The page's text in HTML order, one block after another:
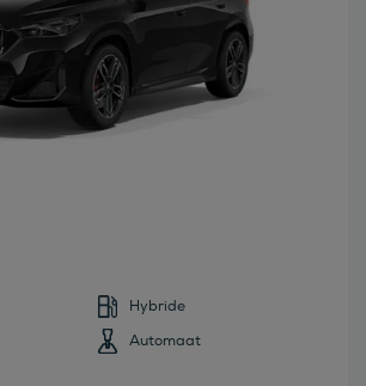
Hybride
Automaat